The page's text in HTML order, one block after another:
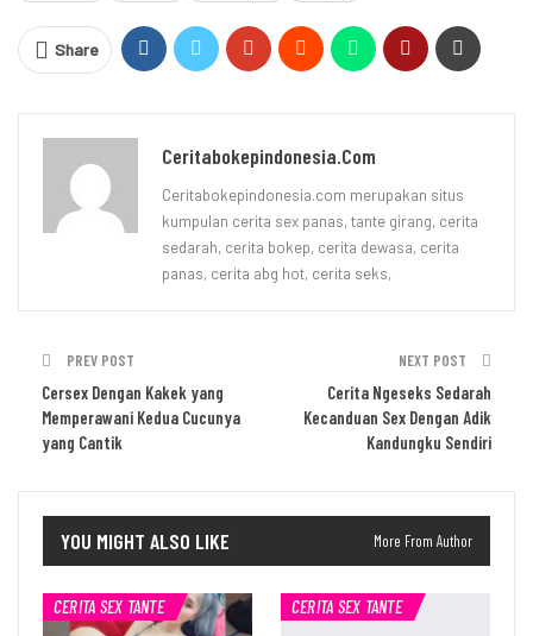
Share
Ceritabokepindonesia.com
Ceritabokepindonesia.com merupakan situs
kumpulan cerita sex panas, tante girang, cerita
sedarah, cerita bokep, cerita dewasa, cerita
panas, cerita abg hot, cerita seks,
PREV POST
Cersex Dengan Kakek yang
Memperawani Kedua Cucunya
yang Cantik
NEXT POST
Cerita Ngeseks Sedarah
Kecanduan Sex Dengan Adik
Kandungku Sendiri
YOU MIGHT ALSO LIKE More From Author
CERITA SEX TANTE CERITA SEX TANTE